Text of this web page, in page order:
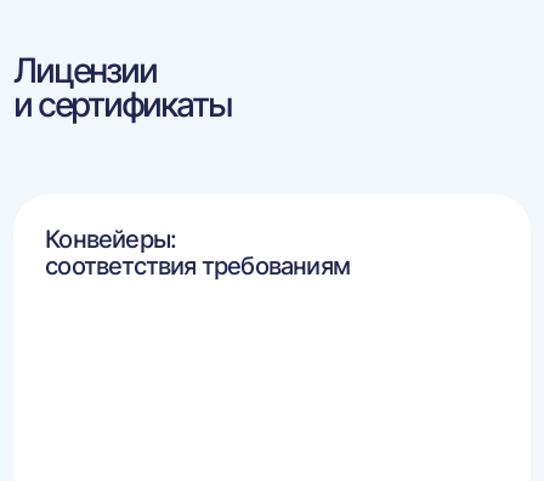
Лицензии
и сертификаты
Конвейеры:
соответствия требованиям